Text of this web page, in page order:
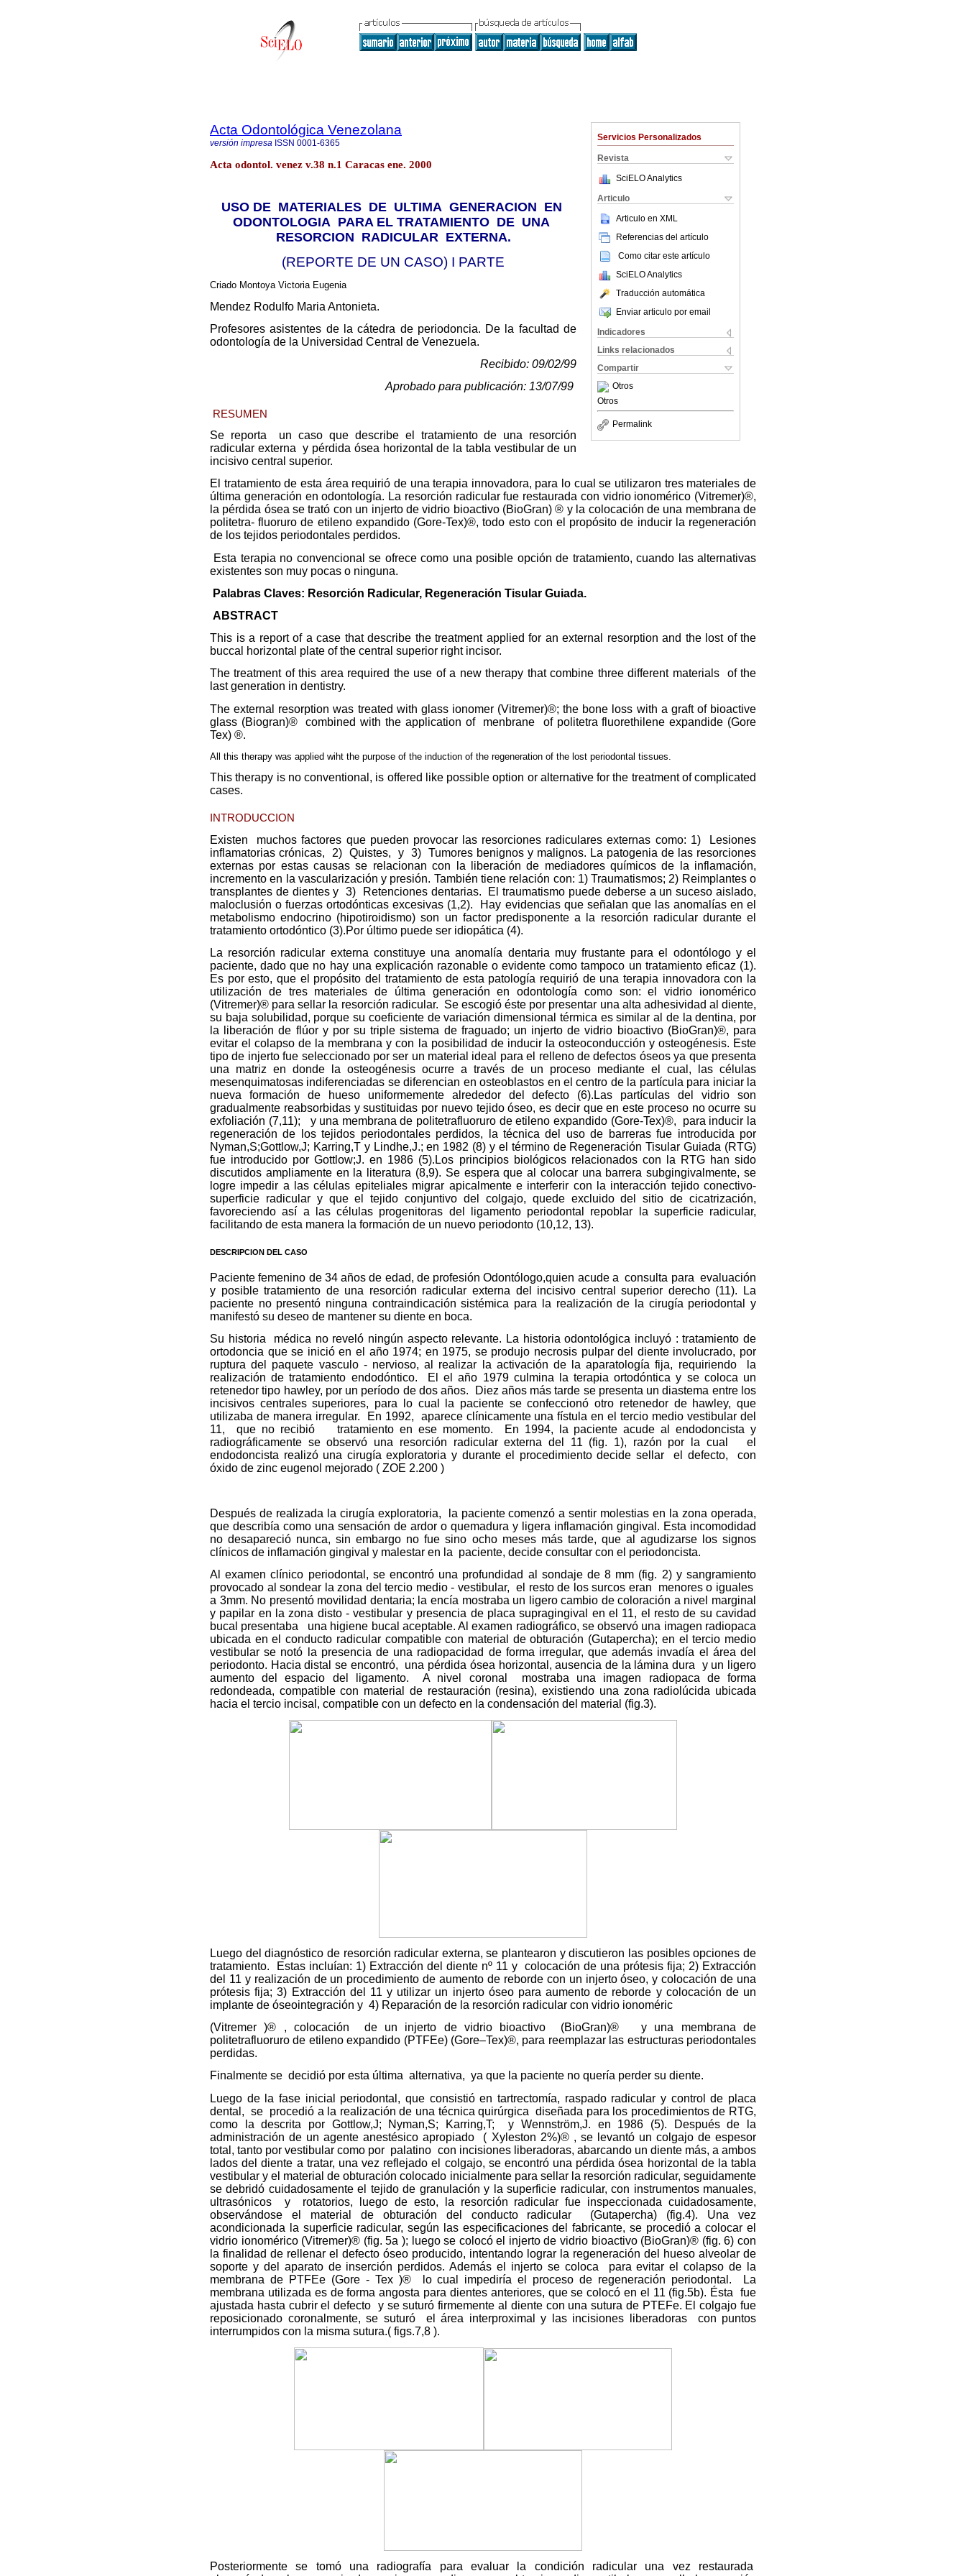
Servicios Personalizados
Revista
SciELO Analytics
Articulo
Articulo en XML
Referencias del artículo
Como citar este artículo
SciELO Analytics
Traducción automática
Enviar articulo por email
Indicadores
Links relacionados
Compartir
Otros
Otros
Permalink
Acta Odontológica Venezolana
versión impresa ISSN 0001-6365
Acta odontol. venez v.38 n.1 Caracas ene. 2000
USO DE MATERIALES DE ULTIMA GENERACION EN
ODONTOLOGIA PARA EL TRATAMIENTO DE UNA
RESORCION RADICULAR EXTERNA.
(REPORTE DE UN CASO) I PARTE
Criado Montoya Victoria Eugenia
Mendez Rodulfo Maria Antonieta.
Profesores asistentes de la cátedra de periodoncia. De la facultad de
odontología de la Universidad Central de Venezuela.
Recibido: 09/02/99
Aprobado para publicación: 13/07/99
RESUMEN
Se reporta
un caso que describe el tratamiento de una resorción
radicular externa
y pérdida ósea horizontal de la tabla vestibular de un
incisivo central superior.
El tratamiento de esta área requirió de una terapia innovadora, para lo cual se utilizaron tres materiales de
última generación en odontología. La resorción radicular fue restaurada con vidrio ionomérico (Vitremer)®,
la pérdida ósea se trató con un injerto de vidrio bioactivo (BioGran) ® y la colocación de una membrana de
politetra- fluoruro de etileno expandido (Gore-Tex)®, todo esto con el propósito de inducir la regeneración
de los tejidos periodontales perdidos.
Esta terapia no convencional se ofrece como una posible opción de tratamiento, cuando las alternativas
existentes son muy pocas o ninguna.
Palabras Claves: Resorción Radicular, Regeneración Tisular Guiada.
ABSTRACT
This is a report of a case that describe the treatment applied for an external resorption and the lost of the
buccal horizontal plate of the central superior right incisor.
The treatment of this area required the use of a new therapy that combine three different materials
of the
last generation in dentistry.
The external resorption was treated with glass ionomer (Vitremer)®; the bone loss with a graft of bioactive
glass (Biogran)®
combined with the application of menbrane
of politetra fluorethilene expandide (Gore
Tex) ®.
All this therapy was applied wiht the purpose of the induction of the regeneration of the lost periodontal tissues.
This therapy is no conventional, is offered like possible option or alternative for the treatment of complicated
cases.
INTRODUCCION
Existen
muchos factores que pueden provocar las resorciones radiculares externas como: 1)
Lesiones
inflamatorias crónicas,
2) Quistes, y 3) Tumores benignos y malignos. La patogenia de las resorciones
externas por estas causas se relacionan con la liberación de mediadores químicos de la inflamación,
incremento en la vascularización y presión. También tiene relación con: 1) Traumatismos; 2) Reimplantes o
transplantes de dientes y 3) Retenciones dentarias.
El traumatismo puede deberse a un suceso aislado,
maloclusión o fuerzas ortodónticas excesivas (1,2).
Hay evidencias que señalan que las anomalías en el
metabolismo endocrino (hipotiroidismo) son un factor predisponente a la resorción radicular durante el
tratamiento ortodóntico (3).Por último puede ser idiopática (4).
La resorción radicular externa constituye una anomalía dentaria muy frustante para el odontólogo y el
paciente, dado que no hay una explicación razonable o evidente como tampoco un tratamiento eficaz (1).
Es por esto, que el propósito del tratamiento de esta patología requirió de una terapia innovadora con la
utilización de tres materiales de última generación en odontología como son: el vidrio ionomérico
(Vitremer)® para sellar la resorción radicular. Se escogió éste por presentar una alta adhesividad al diente,
su baja solubilidad, porque su coeficiente de variación dimensional térmica es similar al de la dentina, por
la liberación de flúor y por su triple sistema de fraguado; un injerto de vidrio bioactivo (BioGran)®, para
evitar el colapso de la membrana y con la posibilidad de inducir la osteoconducción y osteogénesis. Este
tipo de injerto fue seleccionado por ser un material ideal para el relleno de defectos óseos ya que presenta
una matriz en donde la osteogénesis ocurre a través de un proceso mediante el cual, las células
mesenquimatosas indiferenciadas se diferencian en osteoblastos en el centro de la partícula para iniciar la
nueva formación de hueso uniformemente alrededor del defecto (6).Las partículas del vidrio son
gradualmente reabsorbidas y sustituidas por nuevo tejido óseo, es decir que en este proceso no ocurre su
exfoliación (7,11);
y una membrana de politetrafluoruro de etileno expandido (Gore-Tex)®,
para inducir la
regeneración de los tejidos periodontales perdidos, la técnica del uso de barreras fue introducida por
Nyman,S;Gottlow,J; Karring,T y Lindhe,J.; en 1982 (8) y el término de Regeneración Tisular Guiada (RTG)
fue introducido por Gottlow;J. en 1986 (5).Los principios biológicos relacionados con la RTG han sido
discutidos ampliamente en la literatura (8,9). Se espera que al colocar una barrera subgingivalmente, se
logre impedir a las células epiteliales migrar apicalmente e interferir con la interacción tejido conectivo-
superficie radicular y que el tejido conjuntivo del colgajo, quede excluido del sitio de cicatrización,
favoreciendo así a las células progenitoras del ligamento periodontal repoblar la superficie radicular,
facilitando de esta manera la formación de un nuevo periodonto (10,12, 13).
DESCRIPCION DEL CASO
Paciente femenino de 34 años de edad, de profesión Odontólogo,quien acude a consulta para evaluación
y posible tratamiento de una resorción radicular externa del incisivo central superior derecho (11). La
paciente no presentó ninguna contraindicación sistémica para la realización de la cirugía periodontal y
manifestó su deseo de mantener su diente en boca.
Su historia
médica no reveló ningún aspecto relevante. La historia odontológica incluyó : tratamiento de
ortodoncia que se inició en el año 1974; en 1975, se produjo necrosis pulpar del diente involucrado, por
ruptura del paquete vasculo - nervioso, al realizar la activación de la aparatología fija, requiriendo
la
realización de tratamiento endodóntico.
El el año 1979 culmina la terapia ortodóntica y se coloca un
retenedor tipo hawley, por un período de dos años.
Diez años más tarde se presenta un diastema entre los
incisivos centrales superiores, para lo cual la paciente se confeccionó otro retenedor de hawley, que
utilizaba de manera irregular.
En 1992,
aparece clínicamente una fístula en el tercio medio vestibular del
11,
que no recibió tratamiento en ese momento.
En 1994, la paciente acude al endodoncista y
radiográficamente se observó una resorción radicular externa del 11 (fig. 1), razón por la cual
el
endodoncista realizó una cirugía exploratoria y durante el procedimiento decide sellar
el defecto,
con
óxido de zinc eugenol mejorado ( ZOE 2.200 )
Después de realizada la cirugía exploratoria,
la paciente comenzó a sentir molestias en la zona operada,
que describía como una sensación de ardor o quemadura y ligera inflamación gingival. Esta incomodidad
no desapareció nunca, sin embargo no fue sino ocho meses más tarde, que al agudizarse los signos
clínicos de inflamación gingival y malestar en la paciente, decide consultar con el periodoncista.
Al examen clínico periodontal, se encontró una profundidad al sondaje de 8 mm (fig. 2) y sangramiento
provocado al sondear la zona del tercio medio - vestibular, el resto de los surcos eran
menores o iguales
a 3mm. No presentó movilidad dentaria; la encía mostraba un ligero cambio de coloración a nivel marginal
y papilar en la zona disto - vestibular y presencia de placa supragingival en el 11, el resto de su cavidad
bucal presentaba
una higiene bucal aceptable. Al examen radiográfico, se observó una imagen radiopaca
ubicada en el conducto radicular compatible con material de obturación (Gutapercha); en el tercio medio
vestibular se notó la presencia de una radiopacidad de forma irregular, que además invadía el área del
periodonto. Hacia distal se encontró,
una pérdida ósea horizontal, ausencia de la lámina dura
y un ligero
aumento del espacio del ligamento.
A nivel coronal
mostraba una imagen radiopaca de forma
redondeada, compatible con material de restauración (resina), existiendo una zona radiolúcida ubicada
hacia el tercio incisal, compatible con un defecto en la condensación del material (fig.3).
Luego del diagnóstico de resorción radicular externa, se plantearon y discutieron las posibles opciones de
tratamiento.
Estas incluían: 1) Extracción del diente nº 11 y colocación de una prótesis fija; 2) Extracción
del 11 y realización de un procedimiento de aumento de reborde con un injerto óseo, y colocación de una
prótesis fija; 3) Extracción del 11 y utilizar un injerto óseo para aumento de reborde y colocación de un
implante de óseointegración y 4) Reparación de la resorción radicular con vidrio ionoméric
(Vitremer )® , colocación
de un injerto de vidrio bioactivo (BioGran)®
y una membrana de
politetrafluoruro de etileno expandido (PTFEe) (Gore–Tex)®, para reemplazar las estructuras periodontales
perdidas.
Finalmente se decidió por esta última alternativa, ya que la paciente no quería perder su diente.
Luego de la fase inicial periodontal, que consistió en tartrectomía, raspado radicular y control de placa
dental, se procedió a la realización de una técnica quirúrgica
diseñada para los procedimientos de RTG,
como la descrita por Gottlow,J; Nyman,S; Karring,T;
y Wennström,J. en 1986 (5). Después de la
administración de un agente anestésico apropiado
( Xyleston 2%)® , se levantó un colgajo de espesor
total, tanto por vestibular como por palatino con incisiones liberadoras, abarcando un diente más, a ambos
lados del diente a tratar, una vez reflejado el colgajo, se encontró una pérdida ósea horizontal de la tabla
vestibular y el material de obturación colocado inicialmente para sellar la resorción radicular, seguidamente
se debridó cuidadosamente el tejido de granulación y la superficie radicular, con instrumentos manuales,
ultrasónicos
y
rotatorios, luego de esto, la resorción radicular fue inspeccionada cuidadosamente,
observándose el material de obturación del conducto radicular
(Gutapercha) (fig.4). Una vez
acondicionada la superficie radicular, según las especificaciones del fabricante, se procedió a colocar el
vidrio ionomérico (Vitremer)® (fig. 5a ); luego se colocó el injerto de vidrio bioactivo (BioGran)® (fig. 6) con
la finalidad de rellenar el defecto óseo producido, intentando lograr la regeneración del hueso alveolar de
soporte y del aparato de inserción perdidos. Además el injerto se coloca
para evitar el colapso de la
membrana de PTFEe (Gore - Tex )®
lo cual impediría el proceso de regeneración periodontal.
La
membrana utilizada es de forma angosta para dientes anteriores, que se colocó en el 11 (fig.5b). Ésta
fue
ajustada hasta cubrir el defecto y se suturó firmemente al diente con una sutura de PTEFe. El colgajo fue
reposicionado coronalmente, se suturó
el área interproximal y las incisiones liberadoras
con puntos
interrumpidos con la misma sutura.( figs.7,8 ).
Posteriormente se tomó una radiografía para evaluar la condición radicular una vez restaurada